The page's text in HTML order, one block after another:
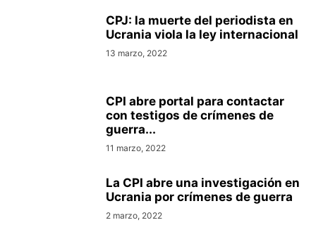
CPJ: la muerte del periodista en
Ucrania viola la ley internacional
13 marzo, 2022
CPI abre portal para contactar
con testigos de crímenes de
guerra...
11 marzo, 2022
La CPI abre una investigación en
Ucrania por crímenes de guerra
2 marzo, 2022